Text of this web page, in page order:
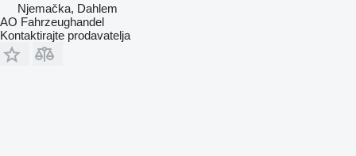
Njemačka, Dahlem
AO Fahrzeughandel
Kontaktirajte prodavatelja